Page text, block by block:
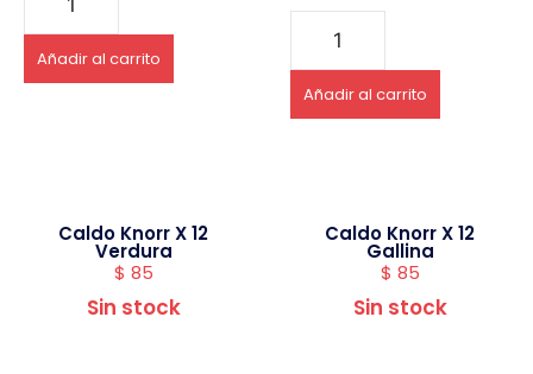
Añadir al carrito
Añadir al carrito
Caldo Knorr X 12
Verdura
$ 85
Sin stock
Caldo Knorr X 12
Gallina
$ 85
Sin stock